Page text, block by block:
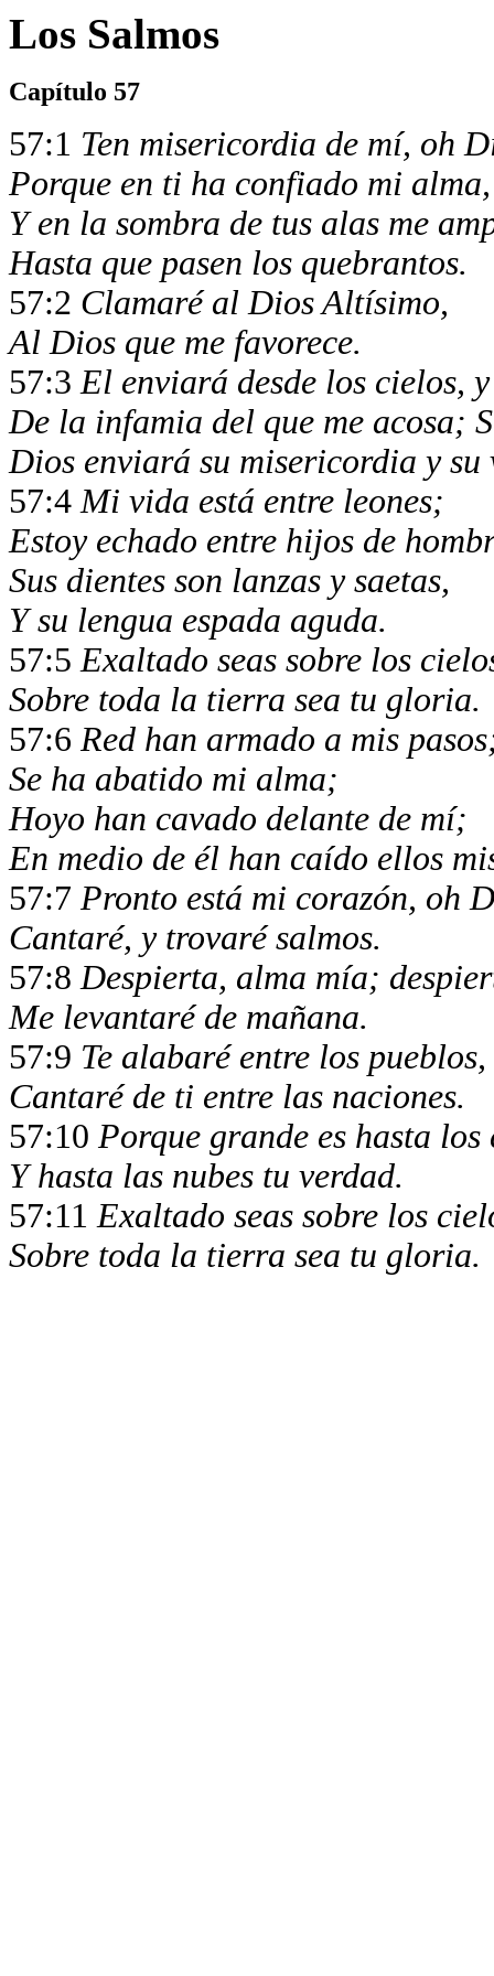
Los Salmos
Capítulo 57
57:1 Ten misericordia de mí, oh
Porque en ti ha confiado mi alma,
Y en la sombra de tus alas me
Hasta que pasen los quebrantos.
57:2 Clamaré al Dios Altísimo,
Al Dios que me favorece.
57:3El enviará desde los cielos,
De la infamia del que me acosa;
Dios enviará su misericordia y su
57:4Mi vida está entre leones;
Estoy echado entre hijos de
Sus dientes son lanzas y saetas,
Y su lengua espada aguda.
57:5Exaltado seas sobre los
Sobre toda la tierra sea tu gloria.
57:6 Red han armado a mis
Se ha abatido mi alma;
Hoyo han cavado delante de mí;
En medio de él han caído ellos
57:7 Pronto está mi corazón, oh
Cantaré, y trovaré salmos.
57:8Despierta, alma mía;
Me levantaré de mañana.
57:9 Te alabaré entre los
Cantaré de ti entre las naciones.
57:10 Porque grande es hasta
Y hasta las nubes tu verdad.
57:11Exaltado seas sobre los
Sobre toda la tierra sea tu gloria.